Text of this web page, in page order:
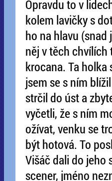
Opravdu to v
kolem lavičky s
ho na hlavu
něj v těch chvílích
krocana. Ta holka
jsem se s ním
strčil do úst a
vyčetli, že s ním
ožívat, venku se
být hotová. To
Višáč dali do jeho
scener, jméno